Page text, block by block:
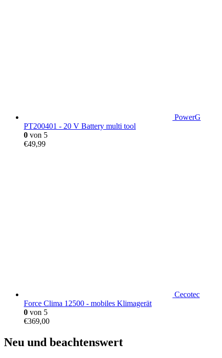
PowerG
PT200401 - 20 V Battery multi tool
0 von 5
€49,99
Cecotec
Force Clima 12500 - mobiles Klimagerät
0 von 5
€369,00
Neu und beachtenswert